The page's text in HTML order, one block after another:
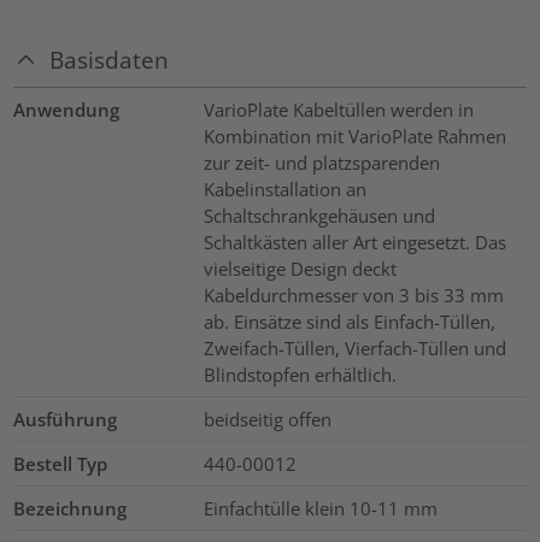
Basisdaten
Anwendung
VarioPlate Kabeltüllen werden in
Kombination mit VarioPlate Rahmen
zur zeit- und platzsparenden
Kabelinstallation an
Schaltschrankgehäusen und
Schaltkästen aller Art eingesetzt. Das
vielseitige Design deckt
Kabeldurchmesser von 3 bis 33 mm
ab. Einsätze sind als Einfach-Tüllen,
Zweifach-Tüllen, Vierfach-Tüllen und
Blindstopfen erhältlich.
Ausführung
beidseitig offen
Bestell Typ
440-00012
Bezeichnung
Einfachtülle klein 10-11 mm